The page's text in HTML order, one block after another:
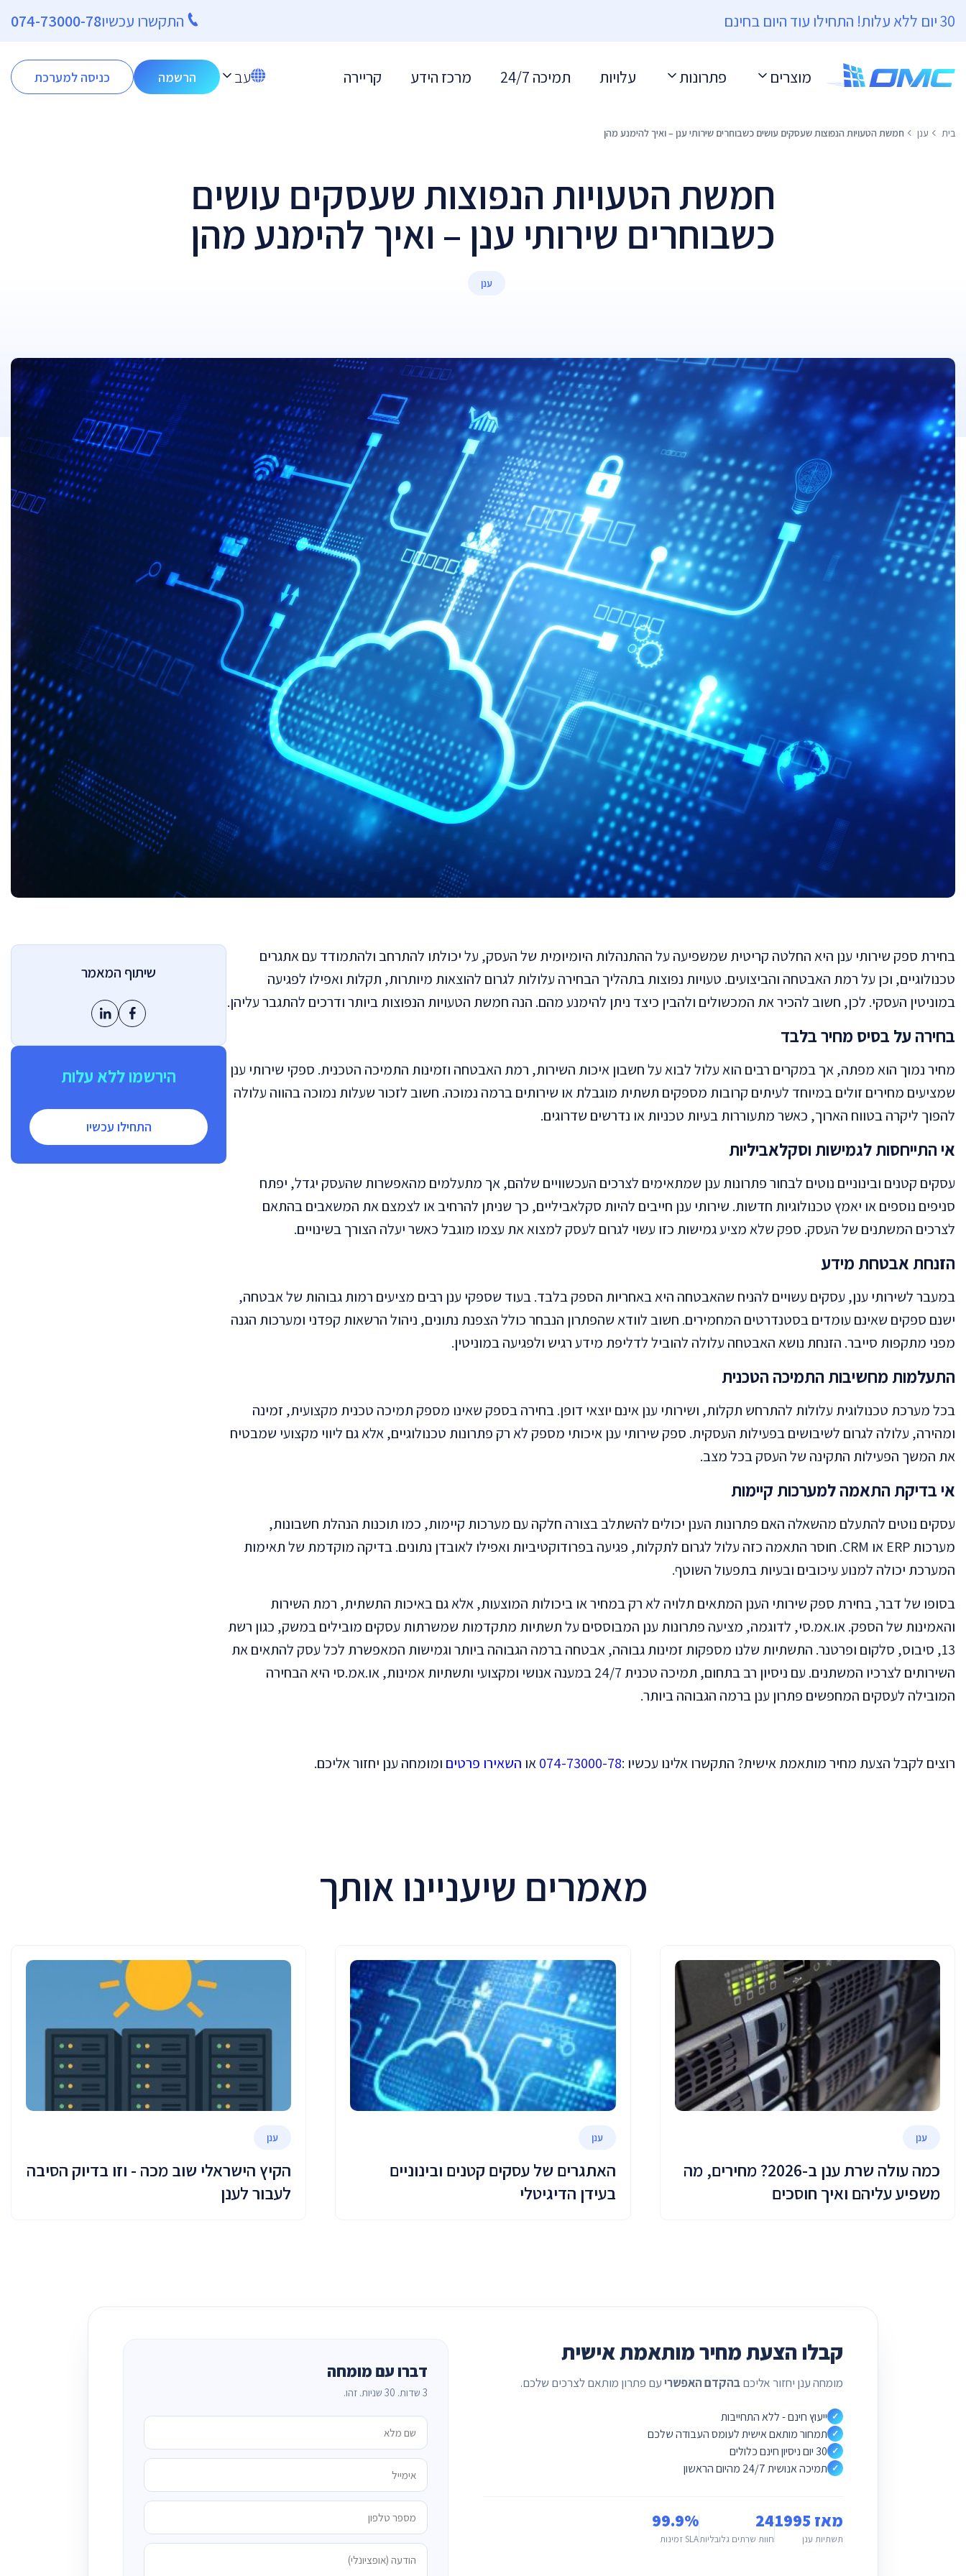
30 יום ללא עלות! התחילו עוד היום בחינם התקשרו עכשיו074-73000-78
מוצרים פתרונות עלויות תמיכה 24/7 מרכז הידע קריירה עב הרשמה כניסה למערכת
בית ענן חמשת הטעויות הנפוצות שעסקים עושים כשבוחרים שירותי ענן – ואיך להימנע מהן
חמשת הטעויות הנפוצות שעסקים עושים
כשבוחרים שירותי ענן – ואיך להימנע מהן
ענן
בחירת ספק שירותי ענן היא החלטה קריטית שמשפיעה על ההתנהלות היומיומית של העסק, על יכולתו להתרחב ולהתמודד עם אתגרים
טכנולוגיים, וכן על רמת האבטחה והביצועים. טעויות נפוצות בתהליך הבחירה עלולות לגרום להוצאות מיותרות, תקלות ואפילו לפגיעה
במוניטין העסקי. לכן, חשוב להכיר את המכשולים ולהבין כיצד ניתן להימנע מהם. הנה חמשת הטעויות הנפוצות ביותר ודרכים להתגבר עליהן.
בחירה על בסיס מחיר בלבד
מחיר נמוך הוא מפתה, אך במקרים רבים הוא עלול לבוא על חשבון איכות השירות, רמת האבטחה וזמינות התמיכה הטכנית. ספקי שירותי ענן
שמציעים מחירים זולים במיוחד לעיתים קרובות מספקים תשתית מוגבלת או שירותים ברמה נמוכה. חשוב לזכור שעלות נמוכה בהווה עלולה
להפוך ליקרה בטווח הארוך, כאשר מתעוררות בעיות טכניות או נדרשים שדרוגים.
אי התייחסות לגמישות וסקלאביליות
עסקים קטנים ובינוניים נוטים לבחור פתרונות ענן שמתאימים לצרכים העכשוויים שלהם, אך מתעלמים מהאפשרות שהעסק יגדל, יפתח
סניפים נוספים או יאמץ טכנולוגיות חדשות. שירותי ענן חייבים להיות סקלאביליים, כך שניתן להרחיב או לצמצם את המשאבים בהתאם
לצרכים המשתנים של העסק. ספק שלא מציע גמישות כזו עשוי לגרום לעסק למצוא את עצמו מוגבל כאשר יעלה הצורך בשינויים.
הזנחת אבטחת מידע
במעבר לשירותי ענן, עסקים עשויים להניח שהאבטחה היא באחריות הספק בלבד. בעוד שספקי ענן רבים מציעים רמות גבוהות של אבטחה,
ישנם ספקים שאינם עומדים בסטנדרטים המחמירים. חשוב לוודא שהפתרון הנבחר כולל הצפנת נתונים, ניהול הרשאות קפדני ומערכות הגנה
מפני מתקפות סייבר. הזנחת נושא האבטחה עלולה להוביל לדליפת מידע רגיש ולפגיעה במוניטין.
התעלמות מחשיבות התמיכה הטכנית
בכל מערכת טכנולוגית עלולות להתרחש תקלות, ושירותי ענן אינם יוצאי דופן. בחירה בספק שאינו מספק תמיכה טכנית מקצועית, זמינה
ומהירה, עלולה לגרום לשיבושים בפעילות העסקית. ספק שירותי ענן איכותי מספק לא רק פתרונות טכנולוגיים, אלא גם ליווי מקצועי שמבטיח
את המשך הפעילות התקינה של העסק בכל מצב.
אי בדיקת התאמה למערכות קיימות
עסקים נוטים להתעלם מהשאלה האם פתרונות הענן יכולים להשתלב בצורה חלקה עם מערכות קיימות, כמו תוכנות הנהלת חשבונות,
מערכות ERP או CRM. חוסר התאמה כזה עלול לגרום לתקלות, פגיעה בפרודוקטיביות ואפילו לאובדן נתונים. בדיקה מוקדמת של תאימות
המערכת יכולה למנוע עיכובים ובעיות בתפעול השוטף.
בסופו של דבר, בחירת ספק שירותי הענן המתאים תלויה לא רק במחיר או ביכולות המוצעות, אלא גם באיכות התשתית, רמת השירות
והאמינות של הספק. או.אמ.סי, לדוגמה, מציעה פתרונות ענן המבוססים על תשתיות מתקדמות שמשרתות עסקים מובילים במשק, כגון רשת
13, סיבוס, סלקום ופרטנר. התשתיות שלנו מספקות זמינות גבוהה, אבטחה ברמה הגבוהה ביותר וגמישות המאפשרת לכל עסק להתאים את
השירותים לצרכיו המשתנים. עם ניסיון רב בתחום, תמיכה טכנית 24/7 במענה אנושי ומקצועי ותשתיות אמינות, או.אמ.סי היא הבחירה
המובילה לעסקים המחפשים פתרון ענן ברמה הגבוהה ביותר.
רוצים לקבל הצעת מחיר מותאמת אישית? התקשרו אלינו עכשיו :074-73000-78או השאירו פרטים ומומחה ענן יחזור אליכם.
שיתוף המאמר
הירשמו ללא עלות
התחילו עכשיו
מאמרים שיעניינו אותך
ענן
כמה עולה שרת ענן ב-2026? מחירים, מה
משפיע עליהם ואיך חוסכים
ענן
האתגרים של עסקים קטנים ובינוניים
בעידן הדיגיטלי
ענן
הקיץ הישראלי שוב מכה - וזו בדיוק הסיבה
לעבור לענן
קבלו הצעת מחיר מותאמת אישית
מומחה ענן יחזור אליכםבהקדם האפשרי עם פתרון מותאם לצרכים שלכם.
✓ ייעוץ חינם - ללא התחייבות
✓ תמחור מותאם אישית לעומס העבודה שלכם
✓ 30 יום ניסיון חינם כלולים
✓ תמיכה אנושית 24/7 מהיום הראשון
מאז 1995
תשתיות ענן
24
חוות שרתים גלובליות
99.9%
SLA זמינות
דברו עם מומחה
3 שדות. 30 שניות. זהו.